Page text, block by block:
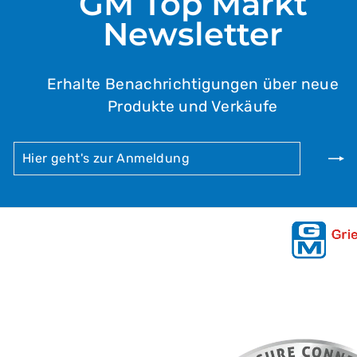
Newsletter
Erhalte Benachrichtigungen über neue
Produkte und Verkäufe
ZUR